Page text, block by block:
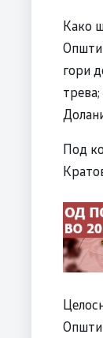
Како
гори
Под